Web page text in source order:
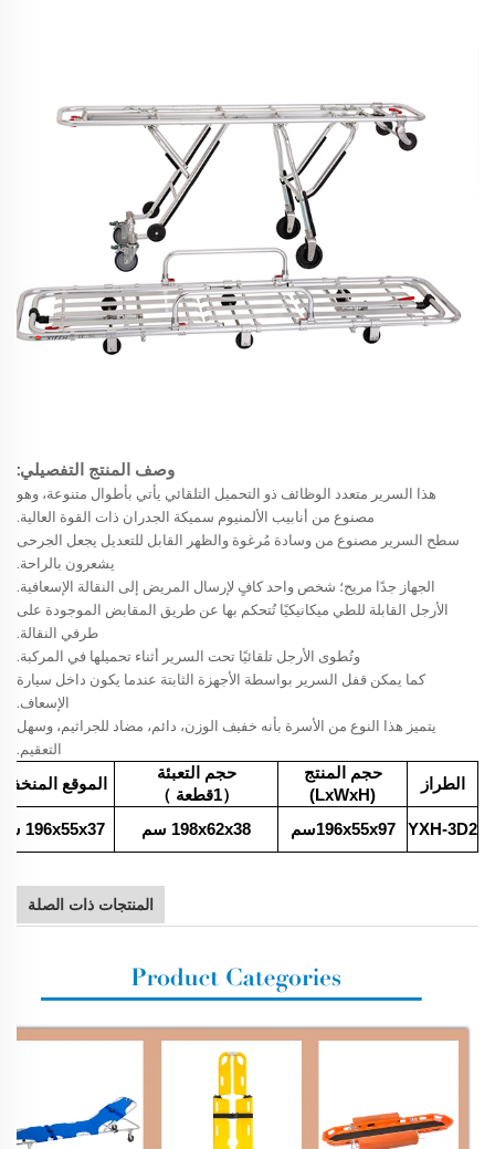
وصف المنتج التفصيلي:
هذا السرير متعدد الوظائف ذو التحميل التلقائي يأتي بأطوال متنوعة، وهو
مصنوع من أنابيب الألمنيوم سميكة الجدران ذات القوة العالية.
سطح السرير مصنوع من وسادة مُرغوة والظهر القابل للتعديل يجعل الجرحى
يشعرون بالراحة.
الجهاز جدًا مريح؛ شخص واحد كافٍ لإرسال المريض إلى النقالة الإسعافية.
الأرجل القابلة للطي ميكانيكيًا تُتحكم بها عن طريق المقابض الموجودة على
طرفي النقالة.
وتُطوى الأرجل تلقائيًا تحت السرير أثناء تحميلها في المركبة.
كما يمكن قفل السرير بواسطة الأجهزة الثابتة عندما يكون داخل سيارة
الإسعاف.
يتميز هذا النوع من الأسرة بأنه خفيف الوزن، دائم، مضاد للجراثيم، وسهل
التعقيم.
الطراز
حجم المنتج
(LxWxH)
حجم التعبئة
（1قطعة
）
الموقع
YXH-3D2 196x55x97سم 198x62x38 سم 196x55x37
المنتجات ذات الصلة